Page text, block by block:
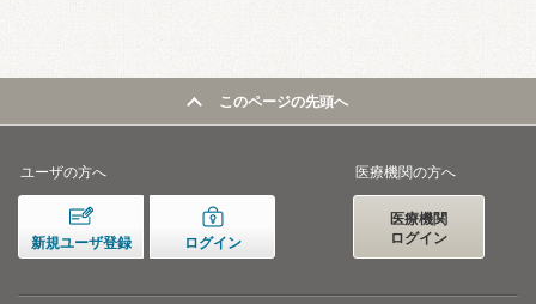
このページの先頭へ
ユーザの方へ
新規ユーザ登録 ログイン
医療機関の方へ
医療機関
ログイン